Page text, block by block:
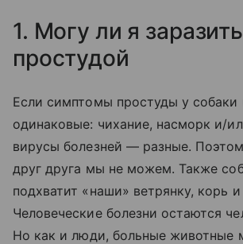
1. Могу ли я
простудой
Если симптомы простуды у собаки
одинаковые: чихание, насморк и/
вирусы болезней — разные.
друг друга мы не можем. Также
подхватит «наши» ветрянку, корь и
Человеческие болезни остаются
Но как и люди, больные животные